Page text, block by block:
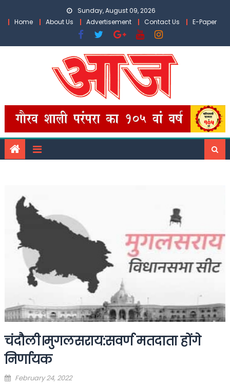
Sunday, August 09, 2026
Home
About Us Advertisement Contact Us E-Paper
चंदौली।मुगलसराय:सवर्ण मतदाता होंगे
निर्णायक
Posted
February 24, 2022